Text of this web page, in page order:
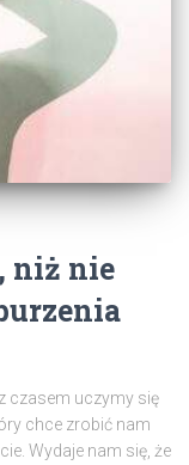
niż nie
czasem uczymy się
chce zrobić nam
Wydaje nam się, że